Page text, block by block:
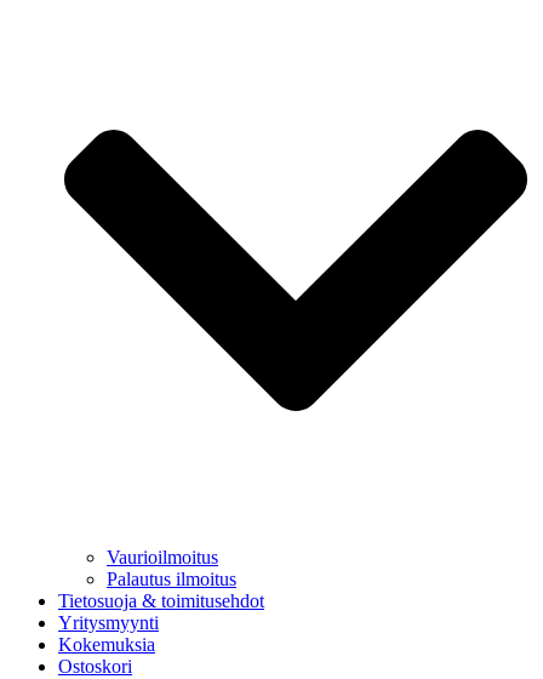
Vaurioilmoitus
Palautus ilmoitus
Tietosuoja & toimitusehdot
Yritysmyynti
Kokemuksia
Ostoskori